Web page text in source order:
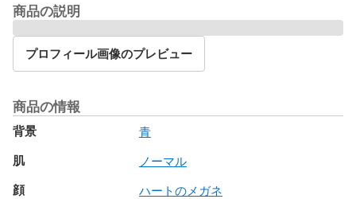
商品の説明
プロフィール画像のプレビュー
商品の情報
背景 青
肌 ノーマル
顔 ハートのメガネ